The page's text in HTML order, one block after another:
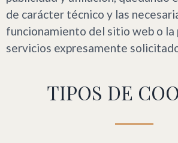
de carácter técnico y las
funcionamiento del sitio web o la
servicios expresamente
TIPOS DE